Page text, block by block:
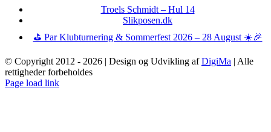
Troels Schmidt – Hul 14
Slikposen.dk
⛳ Par Klubturnering & Sommerfest 2026 – 28 August ☀️🎉
© Copyright 2012 - 2026 | Design og Udvikling afDigiMa | Alle
rettigheder forbeholdes
Page load link